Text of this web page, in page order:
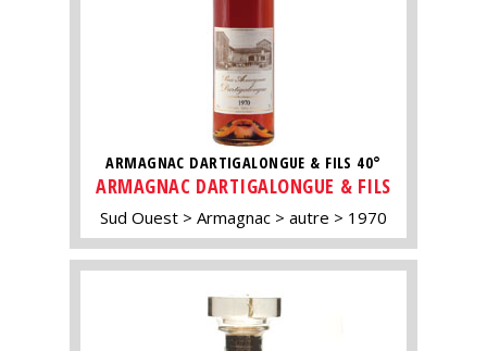
ARMAGNAC DARTIGALONGUE & FILS 40°
ARMAGNAC DARTIGALONGUE & FILS
Sud Ouest Armagnac autre 1970